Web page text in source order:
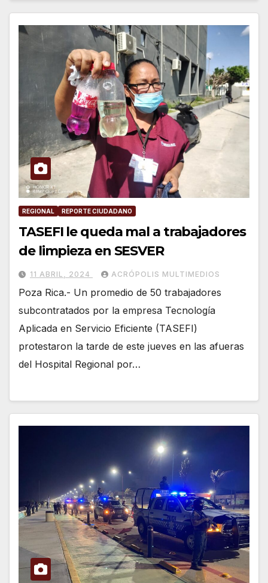
REGIONAL REPORTE CIUDADANO
TASEFI le queda mal a trabajadores
de limpieza en SESVER
11 ABRIL, 2024 ACRÓPOLIS MULTIMEDIOS
Poza Rica.- Un promedio de 50 trabajadores
subcontratados por la empresa Tecnología
Aplicada en Servicio Eficiente (TASEFI)
protestaron la tarde de este jueves en las afueras
del Hospital Regional por…